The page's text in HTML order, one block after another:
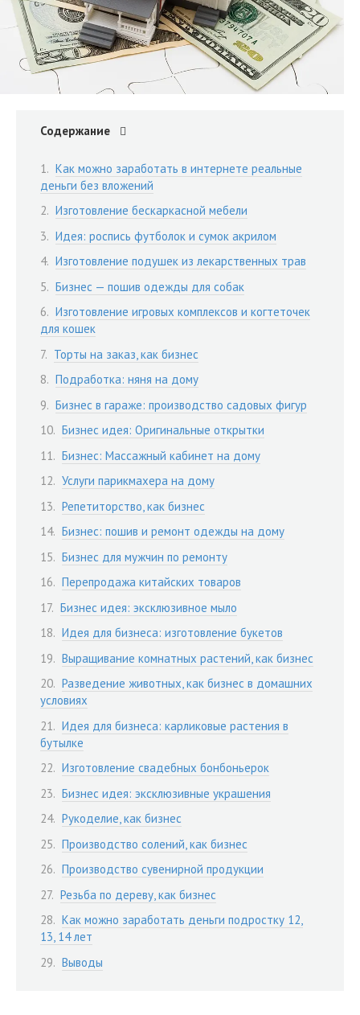
Содержание
Как можно заработать в интернете реальные
деньги без вложений
Изготовление бескаркасной мебели
Идея: роспись футболок и сумок акрилом
Изготовление подушек из лекарственных трав
Бизнес — пошив одежды для собак
Изготовление игровых комплексов и когтеточек
для кошек
Торты на заказ, как бизнес
Подработка: няня на дому
Бизнес в гараже: производство садовых фигур
Бизнес идея: Оригинальные открытки
Бизнес: Массажный кабинет на дому
Услуги парикмахера на дому
Репетиторство, как бизнес
Бизнес: пошив и ремонт одежды на дому
Бизнес для мужчин по ремонту
Перепродажа китайских товаров
Бизнес идея: эксклюзивное мыло
Идея для бизнеса: изготовление букетов
Выращивание комнатных растений, как бизнес
Разведение животных, как бизнес в домашних
условиях
Идея для бизнеса: карликовые растения в
бутылке
Изготовление свадебных бонбоньерок
Бизнес идея: эксклюзивные украшения
Рукоделие, как бизнес
Производство солений, как бизнес
Производство сувенирной продукции
Резьба по дереву, как бизнес
Как можно заработать деньги подростку 12,
13, 14 лет
Выводы